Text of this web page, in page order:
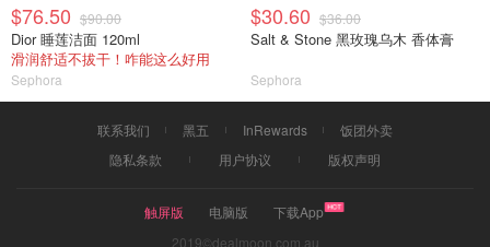
$76.50 $90.00
Dior 睡莲洁面 120ml
滑润舒适不拔干！咋能这么好用
Sephora
$30.60 $36.00
Salt & Stone 黑玫瑰乌木 香体膏
Sephora
联系我们 黑五 InRewards
饭团外卖
隐私条款
用户协议 版权声明
触屏版 电脑版
下载App
2019©dealmoon.com.au